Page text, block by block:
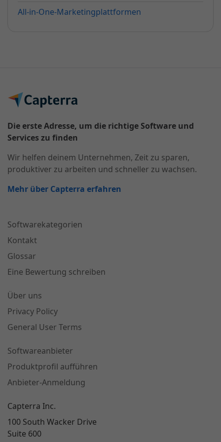
All-in-One-Marketingplattformen
Die erste Adresse, um die richtige Software und
Services zu finden
Wir helfen deinem Unternehmen, Zeit zu sparen,
produktiver zu arbeiten und schneller zu wachsen.
Mehr über Capterra erfahren
Softwarekategorien
Kontakt
Glossar
Eine Bewertung schreiben
Über uns
Privacy Policy
General User Terms
Softwareanbieter
Produktprofil aufführen
Anbieter-Anmeldung
Capterra Inc.
100 South Wacker Drive
Suite 600